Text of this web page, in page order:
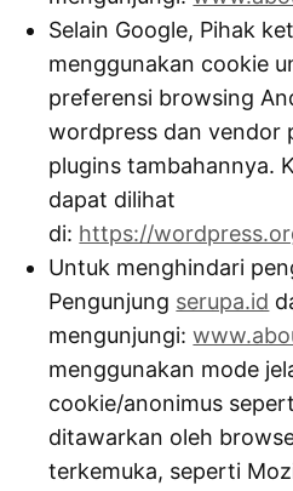
Selain Google, Pihak
menggunakan cookie
preferensi browsing
wordpress dan vendor
plugins tambahannya.
dapat dilihat
di: https://
Untuk menghindari
Pengunjung serupa.id
mengunjungi:
menggunakan mode
cookie/anonimus
ditawarkan oleh
terkemuka, seperti